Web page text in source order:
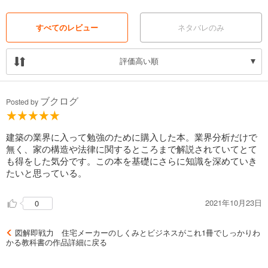
すべてのレビュー ネタバレのみ
評価高い順
Posted by ブクログ
建築の業界に入って勉強のために購入した本。業界分析だけで
無く、家の構造や法律に関するところまで解説されていてとて
も得をした気分です。この本を基礎にさらに知識を深めていき
たいと思っている。
0 2021年10月23日
図解即戦力 住宅メーカーのしくみとビジネスがこれ1冊でしっかりわ
かる教科書の作品詳細に戻る